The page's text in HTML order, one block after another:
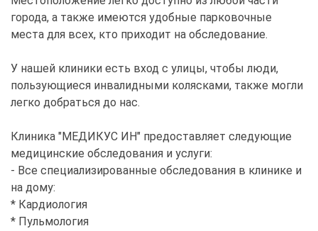
города, а также имеются удобные парковочные
места для всех, кто приходит на обследование.
У нашей клиники есть вход с улицы, чтобы люди,
пользующиеся инвалидными колясками, также могли
легко добраться до нас.
Клиника "МЕДИКУС ИН" предоставляет следующие
медицинские обследования и услуги:
- Все специализированные обследования в клинике и
на дому:
* Кардиология
* Пульмология